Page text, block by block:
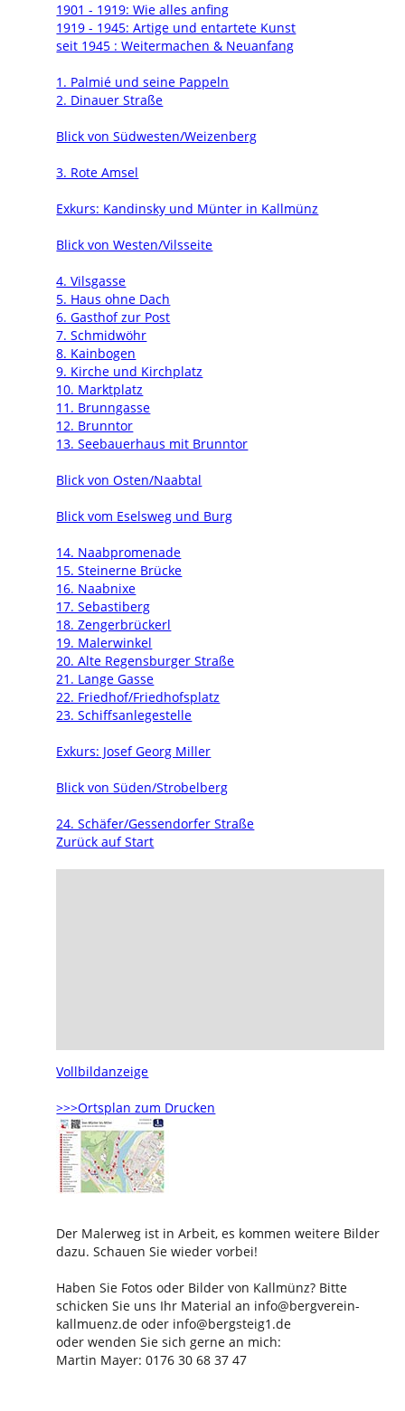
1901 - 1919: Wie alles anfing
1919 - 1945: Artige und entartete Kunst
seit 1945 : Weitermachen & Neuanfang
1. Palmié und seine Pappeln
2. Dinauer Straße
Blick von Südwesten/Weizenberg
3. Rote Amsel
Exkurs: Kandinsky und Münter in Kallmünz
Blick von Westen/Vilsseite
4. Vilsgasse
5. Haus ohne Dach
6. Gasthof zur Post
7. Schmidwöhr
8. Kainbogen
9. Kirche und Kirchplatz
10. Marktplatz
11. Brunngasse
12. Brunntor
13. Seebauerhaus mit Brunntor
Blick von Osten/Naabtal
Blick vom Eselsweg und Burg
14. Naabpromenade
15. Steinerne Brücke
16. Naabnixe
17. Sebastiberg
18. Zengerbrückerl
19. Malerwinkel
20. Alte Regensburger Straße
21. Lange Gasse
22. Friedhof/Friedhofsplatz
23. Schiffsanlegestelle
Exkurs: Josef Georg Miller
Blick von Süden/Strobelberg
24. Schäfer/Gessendorfer Straße
Zurück auf Start
Vollbildanzeige
>>>Ortsplan zum Drucken
Der Malerweg ist in Arbeit, es kommen weitere Bilder
dazu. Schauen Sie wieder vorbei!
Haben Sie Fotos oder Bilder von Kallmünz? Bitte
schicken Sie uns Ihr Material an info@bergverein-
kallmuenz.de oder info@bergsteig1.de
oder wenden Sie sich gerne an mich:
Martin Mayer: 0176 30 68 37 47